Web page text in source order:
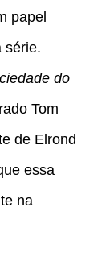
papel
série.
do
Tom
de Elrond
essa
na